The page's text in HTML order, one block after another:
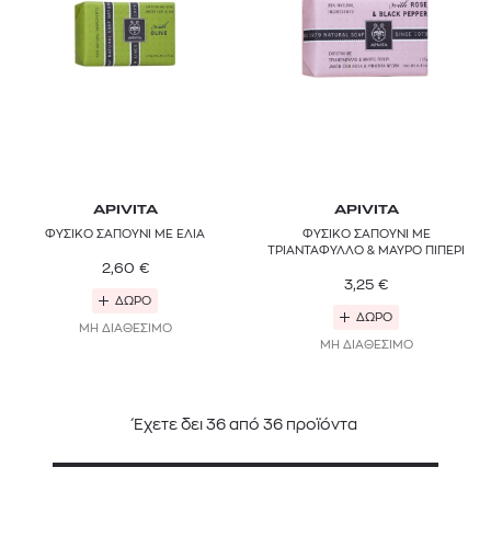
APIVITA
ΦΥΣΙΚΟ ΣΑΠΟΥΝΙ ΜΕ ΕΛΙΑ
2,60 €
ΔΩΡΟ
ΜΗ ΔΙΑΘΕΣΙΜΟ
APIVITA
ΦΥΣΙΚΟ ΣΑΠΟΥΝΙ ΜΕ
ΤΡΙΑΝΤΑΦΥΛΛΟ & ΜΑΥΡΟ ΠΙΠΕΡΙ
3,25 €
ΔΩΡΟ
ΜΗ ΔΙΑΘΕΣΙΜΟ
Έχετε δει 36 από 36 προϊόντα